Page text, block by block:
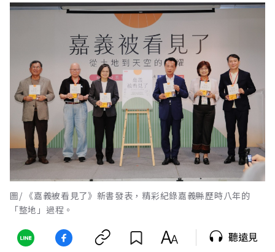
圖/ 《嘉義被看見了》新書發表，精彩紀錄嘉義縣歷時八年的
「整地」過程。
聽遠見